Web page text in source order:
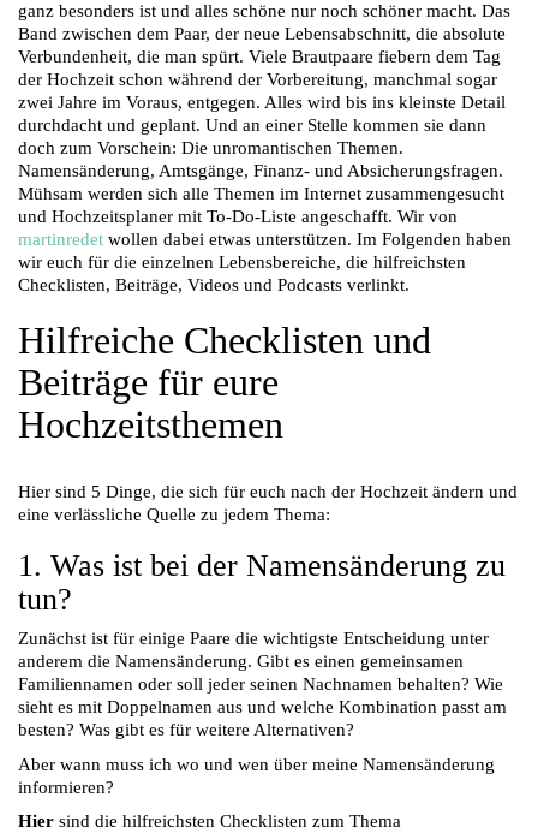
ganz besonders ist und alles schöne nur noch schöner macht. Das
Band zwischen dem Paar, der neue Lebensabschnitt, die absolute
Verbundenheit, die man spürt. Viele Brautpaare fiebern dem Tag
der Hochzeit schon während der Vorbereitung, manchmal sogar
zwei Jahre im Voraus, entgegen. Alles wird bis ins kleinste Detail
durchdacht und geplant. Und an einer Stelle kommen sie dann
doch zum Vorschein: Die unromantischen Themen.
Namensänderung, Amtsgänge, Finanz- und Absicherungsfragen.
Mühsam werden sich alle Themen im Internet zusammengesucht
und Hochzeitsplaner mit To-Do-Liste angeschafft. Wir von
martinredet wollen dabei etwas unterstützen. Im Folgenden haben
wir euch für die einzelnen Lebensbereiche, die hilfreichsten
Checklisten, Beiträge, Videos und Podcasts verlinkt.
Hilfreiche Checklisten und
Beiträge für eure
Hochzeitsthemen
Hier sind 5 Dinge, die sich für euch nach der Hochzeit ändern und
eine verlässliche Quelle zu jedem Thema:
1. Was ist bei der Namensänderung zu
tun?
Zunächst ist für einige Paare die wichtigste Entscheidung unter
anderem die Namensänderung. Gibt es einen gemeinsamen
Familiennamen oder soll jeder seinen Nachnamen behalten? Wie
sieht es mit Doppelnamen aus und welche Kombination passt am
besten? Was gibt es für weitere Alternativen?
Aber wann muss ich wo und wen über meine Namensänderung
informieren?
Hier sind die hilfreichsten Checklisten zum Thema